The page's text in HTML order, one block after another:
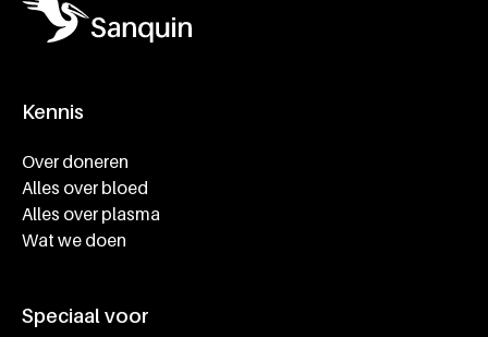
Kennis
Over doneren
Alles over bloed
Alles over plasma
Wat we doen
Speciaal voor